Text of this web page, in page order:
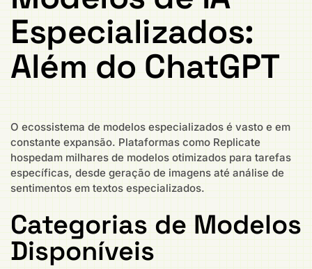
Especializados:
Além do ChatGPT
O ecossistema de modelos especializados é vasto e em
constante expansão. Plataformas como Replicate
hospedam milhares de modelos otimizados para tarefas
específicas, desde geração de imagens até análise de
sentimentos em textos especializados.
Categorias de Modelos
Disponíveis